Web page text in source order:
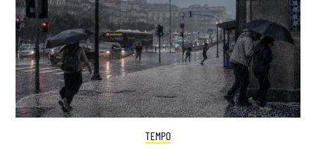
TEMPO